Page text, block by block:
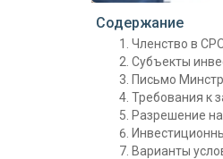
Содержание
Членство в
Субъекты
Письмо
Требования к
Разрешение на
Варианты